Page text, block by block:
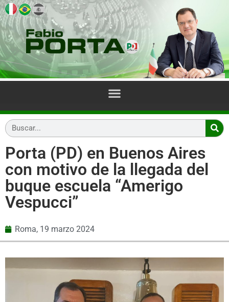
Porta (PD) en Buenos Aires
con motivo de la llegada del
buque escuela “Amerigo
Vespucci”
Roma, 19 marzo 2024